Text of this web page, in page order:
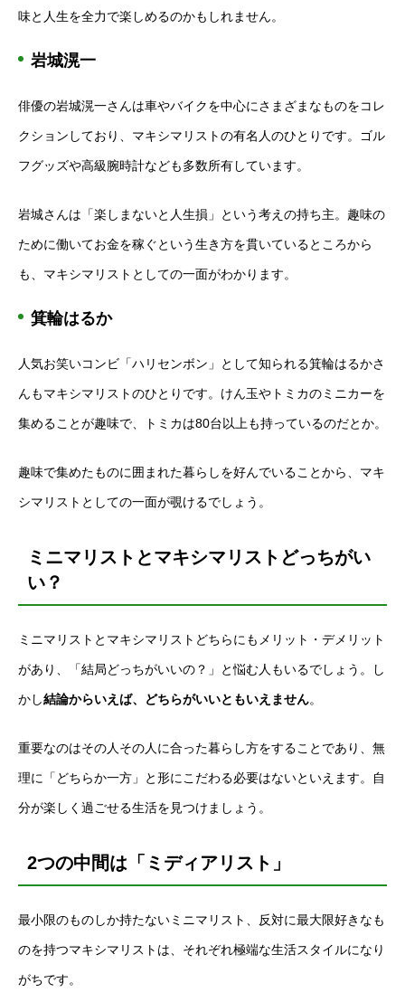
味と人生を全力で楽しめるのかもしれません。
岩城滉一
俳優の岩城滉一さんは車やバイクを中心にさまざまなものをコレ
クションしており、マキシマリストの有名人のひとりです。ゴル
フグッズや高級腕時計なども多数所有しています。
岩城さんは「楽しまないと人生損」という考えの持ち主。趣味の
ために働いてお金を稼ぐという生き方を貫いているところから
も、マキシマリストとしての一面がわかります。
箕輪はるか
人気お笑いコンビ「ハリセンボン」として知られる箕輪はるかさ
んもマキシマリストのひとりです。けん玉やトミカのミニカーを
集めることが趣味で、トミカは80台以上も持っているのだとか。
趣味で集めたものに囲まれた暮らしを好んでいることから、マキ
シマリストとしての一面が覗けるでしょう。
ミニマリストとマキシマリストどっちがい
い？
ミニマリストとマキシマリストどちらにもメリット・デメリット
があり、「結局どっちがいいの？」と悩む人もいるでしょう。し
かし結論からいえば、どちらがいいともいえません。
重要なのはその人その人に合った暮らし方をすることであり、無
理に「どちらか一方」と形にこだわる必要はないといえます。自
分が楽しく過ごせる生活を見つけましょう。
2つの中間は「ミディアリスト」
最小限のものしか持たないミニマリスト、反対に最大限好きなも
のを持つマキシマリストは、それぞれ極端な生活スタイルになり
がちです。